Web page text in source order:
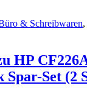
& Schreibwaren,
HP
Spar-Set (2